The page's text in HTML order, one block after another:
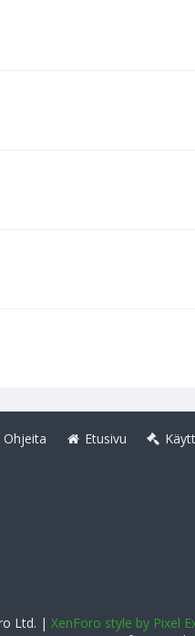
Ohjeita Etusivu
Ltd. | XenForo style by Pixel